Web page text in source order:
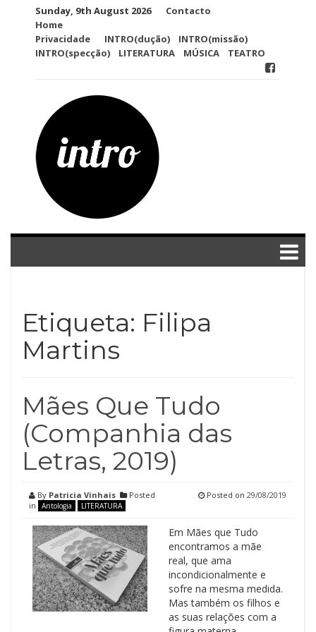
Sunday, 9th August 2026
Contacto
Home
Privacidade
INTRO(dução)
INTRO(missão)
INTRO(specção)
LITERATURA MÚSICA TEATRO
Etiqueta: Filipa
Martins
Mães Que Tudo
(Companhia das
Letras, 2019)
By Patricia Vinhais
Posted
in
Antologia LITERATURA
Posted on 29/08/2019
Em Mães que Tudo
encontramos a mãe
real, que ama
incondicionalmente e
sofre na mesma medida.
Mas também os filhos e
as suas relações com a